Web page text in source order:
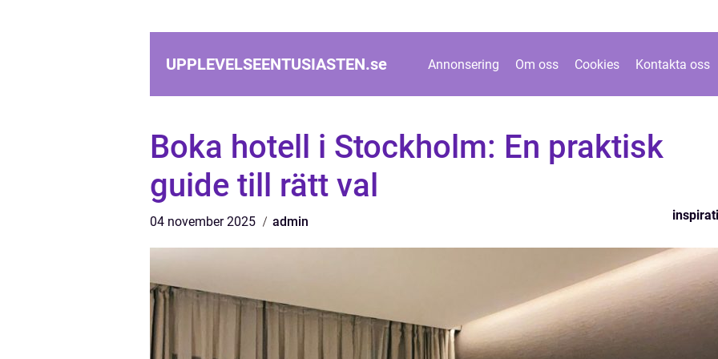
UPPLEVELSEENTUSIASTEN.se Annonsering Om oss Cookies Kontakta oss
Boka hotell i Stockholm: En praktisk
guide till rätt val
04 november 2025 admin